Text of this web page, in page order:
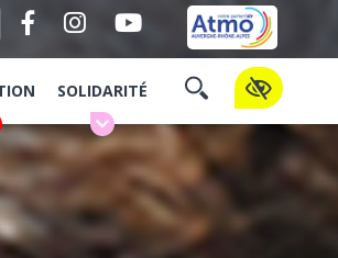
SOLIDARITÉ